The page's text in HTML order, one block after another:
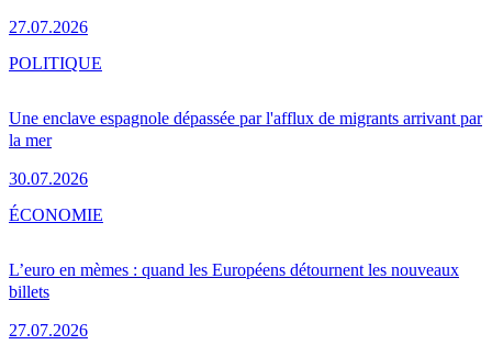
27.07.2026
Une enclave espagnole dépassée par l'afflux de migrants arrivant par
la mer
30.07.2026
POLITIQUE
L’euro en mèmes : quand les Européens détournent les nouveaux
billets
27.07.2026
ÉCONOMIE